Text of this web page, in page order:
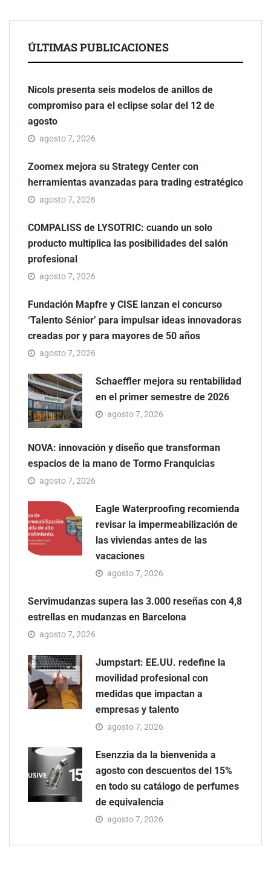
ÚLTIMAS PUBLICACIONES
Nicols presenta seis modelos de anillos de
compromiso para el eclipse solar del 12 de
agosto
agosto 7, 2026
Zoomex mejora su Strategy Center con
herramientas avanzadas para trading estratégico
agosto 7, 2026
COMPALISS de LYSOTRIC: cuando un solo
producto multiplica las posibilidades del salón
profesional
agosto 7, 2026
Fundación Mapfre y CISE lanzan el concurso
‘Talento Sénior’ para impulsar ideas innovadoras
creadas por y para mayores de 50 años
agosto 7, 2026
Schaeffler mejora su rentabilidad
en el primer semestre de 2026
agosto 7, 2026
NOVA: innovación y diseño que transforman
espacios de la mano de Tormo Franquicias
agosto 7, 2026
Eagle Waterproofing recomienda
revisar la impermeabilización de
las viviendas antes de las
vacaciones
agosto 7, 2026
Servimudanzas supera las 3.000 reseñas con 4,8
estrellas en mudanzas en Barcelona
agosto 7, 2026
Jumpstart: EE.UU. redefine la
movilidad profesional con
medidas que impactan a
empresas y talento
agosto 7, 2026
Esenzzia da la bienvenida a
agosto con descuentos del 15%
en todo su catálogo de perfumes
de equivalencia
agosto 7, 2026